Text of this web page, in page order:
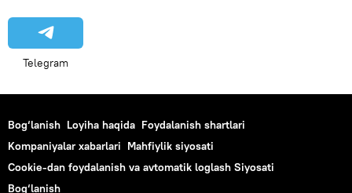
Telegram
Bog‘lanish Loyiha haqida Foydalanish shartlari
Kompaniyalar xabarlari Mahfiylik siyosati
Cookie-dan foydalanish va avtomatik loglash Siyosati
Bog‘lanish